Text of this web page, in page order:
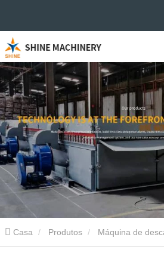
Casa Produtos Máquina de